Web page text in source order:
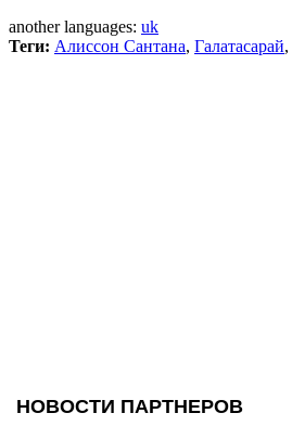
another languages: uk
Теги: Алиссон Сантана, Галатасарай,